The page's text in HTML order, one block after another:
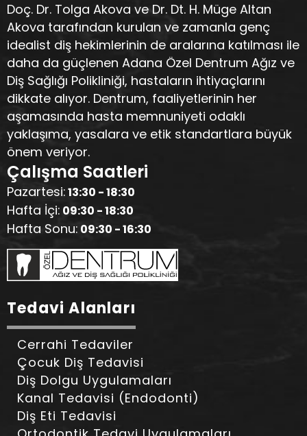
Doç. Dr. Tolga Akova ve Dr. Dt. H. Müge Altan
Akova tarafından kurulan ve zamanla genç
idealist diş hekimlerinin de aralarına katılması ile
daha da güçlenen Adana Özel Dentrum Ağız ve
Diş Sağlığı Polikliniği, hastaların ihtiyaçlarını
dikkate alıyor. Dentrum, faaliyetlerinin her
aşamasında hasta memnuniyeti odaklı
yaklaşıma, yasalara ve etik standartlara büyük
önem veriyor.
Çalışma Saatleri
Pazartesi:13:30 - 18:30
Hafta İçi: 09:30 - 18:30
Hafta Sonu: 09:30 - 16:30
Tedavi Alanları
Cerrahi Tedaviler
Çocuk Diş Tedavisi
Diş Dolgu Uygulamaları
Kanal Tedavisi (Endodonti)
Diş Eti Tedavisi